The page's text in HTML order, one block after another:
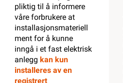
pliktig til å informere
våre forbrukere at
installasjonsmateriell
ment for å kunne
inngå i et fast elektrisk
anlegg kan kun
installeres av en
registrert